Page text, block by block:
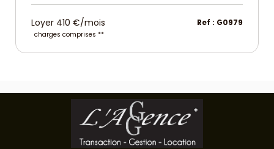
Loyer 410 €/mois
charges comprises **
Ref : G0979